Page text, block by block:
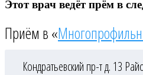
Этот врач ведёт прём в
Приём в «
Кондратьевский пр-т д. 13